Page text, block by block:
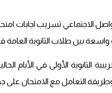
واسعة بين طلاب الثانوية
الثانوية الأولى في الأيام
التعامل مع الامتحان على